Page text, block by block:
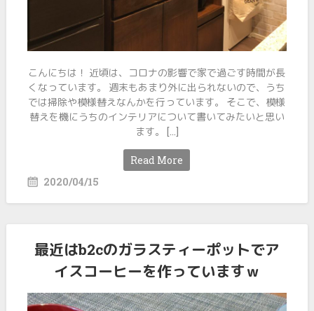
こんにちは！ 近頃は、コロナの影響で家で過ごす時間が長
くなっています。 週末もあまり外に出られないので、うち
では掃除や模様替えなんかを行っています。 そこで、模様
替えを機にうちのインテリアについて書いてみたいと思い
ます。 […]
Read More
2020/04/15
最近はb2cのガラスティーポットでア
イスコーヒーを作っていますｗ